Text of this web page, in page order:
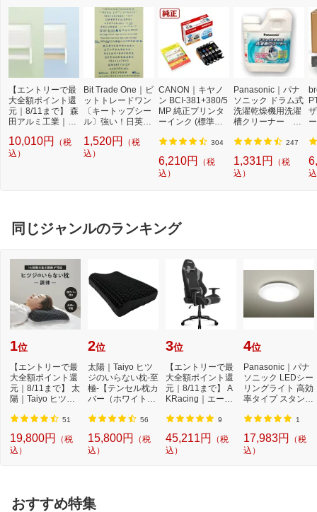
【エントリーで最
大全額ポイント還
元｜8/11まで】 森
田アルミ工業｜m
dustry 多目的シェ
ルフ Wally W740
10,010円
（税
込）
Bit Trade One｜ビ
ットトレードワン
〔キートップシー
ル〕強い！日英対
プシールセット ブ
ルー DYKTSBL
1,520円
（税
込）
CANON｜キヤノ
ン BCI-381+380/5
MP 純正プリンタ
ーインク (標準容
3813805MP] 304
6,210円
（税
込）
Panasonic｜パナ
ソニック ドラム式
洗濯乾燥機用洗濯
槽クリーナー N-
機 洗浄 洗剤 750m
247
1,331円
（税
込）
T
同じジャンルのランキング
1位
【エントリーで最
大全額ポイント還
元｜8/11まで】 太
陽｜Taiyo ヒツジ
51
19,800円
（税
込）
2位
太陽｜Taiyo ヒツ
ジのいらない枕-至
極-【テンセル枕カ
バー（ホワイト）
56
15,800円
（税
込）
3位
【エントリーで最
大全額ポイント還
元｜8/11まで】 A
KRacing｜エーケ
ー...
9
45,211円
（税
込）
4位
Panasonic｜パナ
ソニック LEDシー
リングライト 高効
率タイプ スタンダ
H...
1
17,983円
（税
込）
おすすめ特集